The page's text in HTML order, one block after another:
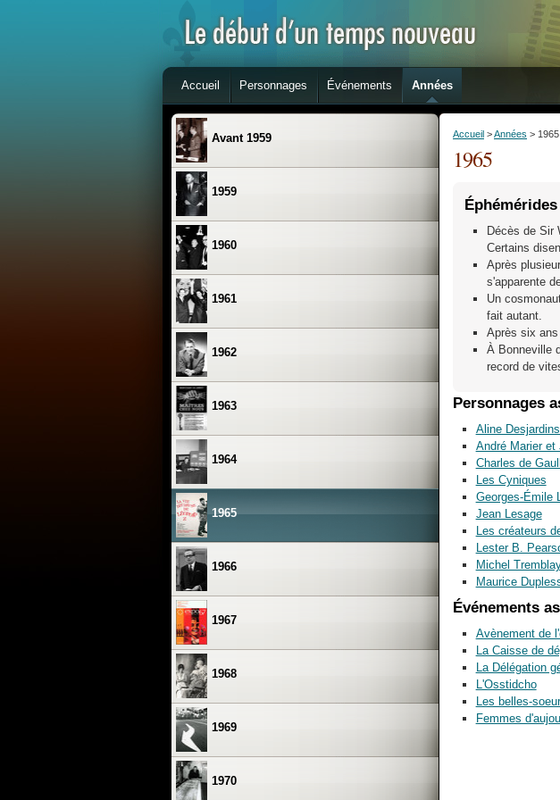
Accueil Personnages Événements Années
Avant 1959
1959
1960
1961
1962
1963
1964
1965
1966
1967
1968
1969
1970
Accueil >Années > 1965
1965
Éphémérides
Décès de Sir
Certains
Après
s'apparente
Un
fait autant.
Après six
À Bonneville
record de
Personnages
Aline
André Marier et
Charles de
Les Cyniques
Georges-Émile
Jean Lesage
Les créateurs
Lester B.
Michel
Maurice
Événements
Avènement de
La Caisse de
La Délégation
L'Osstidcho
Les belles-
Femmes